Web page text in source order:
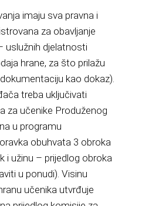
imaju sva pravna i
za obavljanje
uslužnih djelatnosti
hrane, za što prilažu
kao dokaz).
treba uključivati
za učenike Produženog
u programu
obuhvata 3 obroka
i užinu – prijedlog obroka
u ponudi). Visinu
učenika utvrđuje